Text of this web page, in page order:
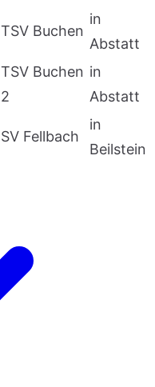
TSV Buchen
in
Abstatt
TSV Buchen
2
in
Abstatt
SV Fellbach
in
Beilstein